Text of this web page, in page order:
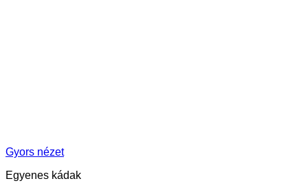
Gyors nézet
Egyenes kádak